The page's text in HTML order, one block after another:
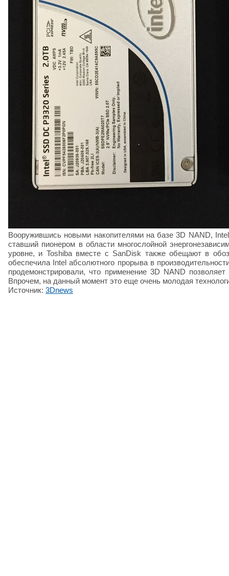
Вооружившись новыми накопителями на базе 3D NAND,
ставший пионером в области многослойной
уровне, и Toshiba вместе с SanDisk также обещают в
обеспечила Intel абсолютного прорыва в
продемонстрировали, что применение 3D NAND
Впрочем, на данный момент это еще очень молодая
Источник: 3Dnews